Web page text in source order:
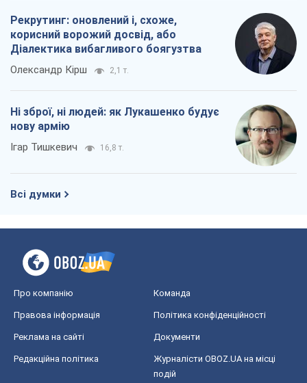
Рекрутинг: оновлений і, схоже,
корисний ворожий досвід, або
Діалектика вибагливого боягузтва
Олександр Кірш 2,1 т.
Ні зброї, ні людей: як Лукашенко будує
нову армію
Ігар Тишкевич 16,8 т.
Всі думки
Про компанію Команда
Правова інформація Політика конфіденційності
Реклама на сайті Документи
Редакційна політика
Журналісти OBOZ.UA на місці
подій